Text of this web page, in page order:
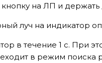
на ЛП и держать
луч на индикатор
в течение 1 с. При
в режим поиска